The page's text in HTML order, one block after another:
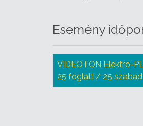
Esemény
VIDEOTON Elektro-
25 foglalt / 25